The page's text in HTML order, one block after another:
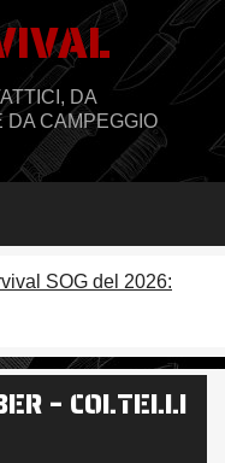
DA
DA CAMPEGGIO
SOG del 2026:
– COLTELLI